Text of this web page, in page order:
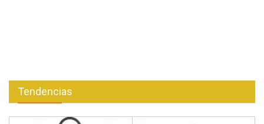
Tendencias